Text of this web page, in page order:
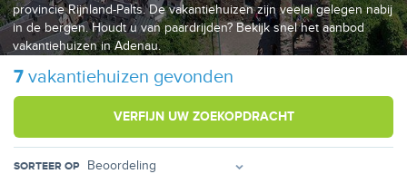
provincie Rijnland-Palts. De vakantiehuizen zijn veelal gelegen nabij
in de bergen. Houdt u van paardrijden? Bekijk snel het aanbod
vakantiehuizen in Adenau.
7 vakantiehuizen gevonden
VERFIJN UW ZOEKOPDRACHT
SORTEER OP